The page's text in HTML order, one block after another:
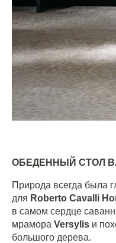
ОБЕДЕННЫЙ СТОЛ
Природа всегда была
для Roberto Cavalli
в самом сердце
мрамора Versylis и
большого дерева.